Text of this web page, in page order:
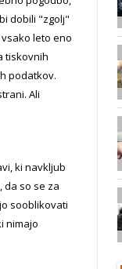
dobili "zgolj"
vsako leto eno
tiskovnih
podatkov.
Ali
ki navkljub
da so se za
sooblikovati
nimajo